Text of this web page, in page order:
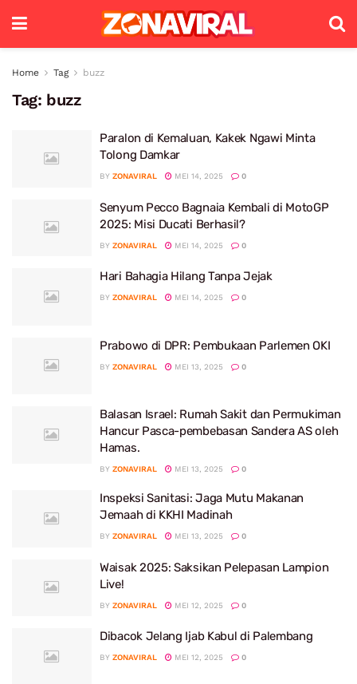
Home Tag buzz
Tag: buzz
Paralon di Kemaluan, Kakek Ngawi Minta
Tolong Damkar
BY ZONAVIRAL MEI 14, 2025 0
Senyum Pecco Bagnaia Kembali di MotoGP
2025: Misi Ducati Berhasil?
BY ZONAVIRAL MEI 14, 2025 0
Hari Bahagia Hilang Tanpa Jejak
BY ZONAVIRAL MEI 14, 2025 0
Prabowo di DPR: Pembukaan Parlemen OKI
BY ZONAVIRAL MEI 13, 2025 0
Balasan Israel: Rumah Sakit dan Permukiman
Hancur Pasca-pembebasan Sandera AS oleh
Hamas.
BY ZONAVIRAL MEI 13, 2025 0
Inspeksi Sanitasi: Jaga Mutu Makanan
Jemaah di KKHI Madinah
BY ZONAVIRAL MEI 13, 2025 0
Waisak 2025: Saksikan Pelepasan Lampion
Live!
BY ZONAVIRAL MEI 12, 2025 0
Dibacok Jelang Ijab Kabul di Palembang
BY ZONAVIRAL MEI 12, 2025 0